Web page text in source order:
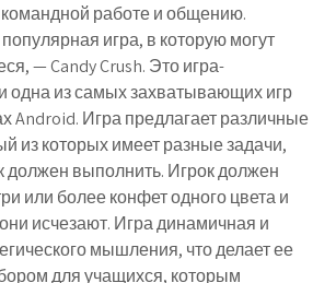
командной работе и общению.
игра, в которую могут
— Candy Crush. Это игра-
одна из самых захватывающих игр
Android. Игра предлагает различные
из которых имеет разные задачи,
должен выполнить. Игрок должен
или более конфет одного цвета и
исчезают. Игра динамичная и
мышления, что делает ее
для учащихся, которым